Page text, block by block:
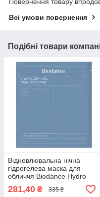
Всі умови повернення
Подібні товари
Відновлювальна нічна
гідрогелева маска для
обличчя Biodance Hydro
Cera-Nol Real Deep Mask з
керамідами 34 г
281,40 ₴ 335 ₴